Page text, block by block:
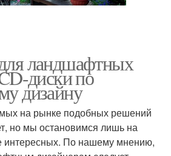
ландшафтных
диски по
дизайну
на рынке подобных решений
но мы остановимся лишь на
интересных. По нашему мнению,